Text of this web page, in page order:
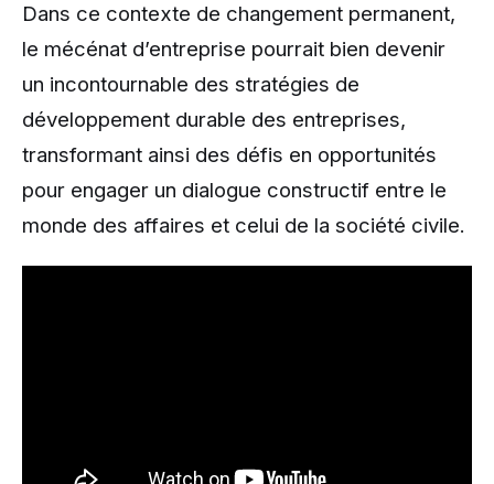
Dans ce contexte de changement permanent,
le mécénat d’entreprise pourrait bien devenir
un incontournable des stratégies de
développement durable des entreprises,
transformant ainsi des défis en opportunités
pour engager un dialogue constructif entre le
monde des affaires et celui de la société civile.